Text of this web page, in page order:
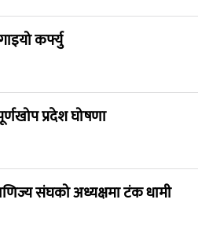
कर्फ्यु
प्रदेश घोषणा
संघको अध्यक्षमा टंक धामी